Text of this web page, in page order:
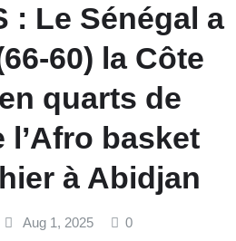
: Le Sénégal a
60) la Côte
quarts de
l’Afro basket
à Abidjan
Aug 1, 2025 0